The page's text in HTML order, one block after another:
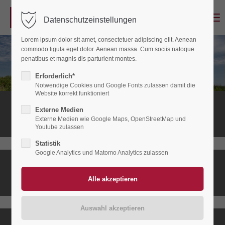
Login
Benutzername
Passwort
Anmelden
Register|Lost your password?
Support
Lorem ipsum dolor sit amet:
Stationäres
Hospiz
Ambulanter
Datenschutzeinstellungen
Lorem ipsum dolor sit amet, consectetuer adipiscing elit. Aenean
commodo ligula eget dolor. Aenean massa. Cum sociis natoque
penatibus et magnis dis parturient montes.
Erforderlich*
Notwendige Cookies und Google Fonts zulassen damit die
Website korrekt funktioniert
Externe Medien
Externe Medien wie Google Maps, OpenStreetMap und
Youtube zulassen
Statistik
Google Analytics und Matomo Analytics zulassen